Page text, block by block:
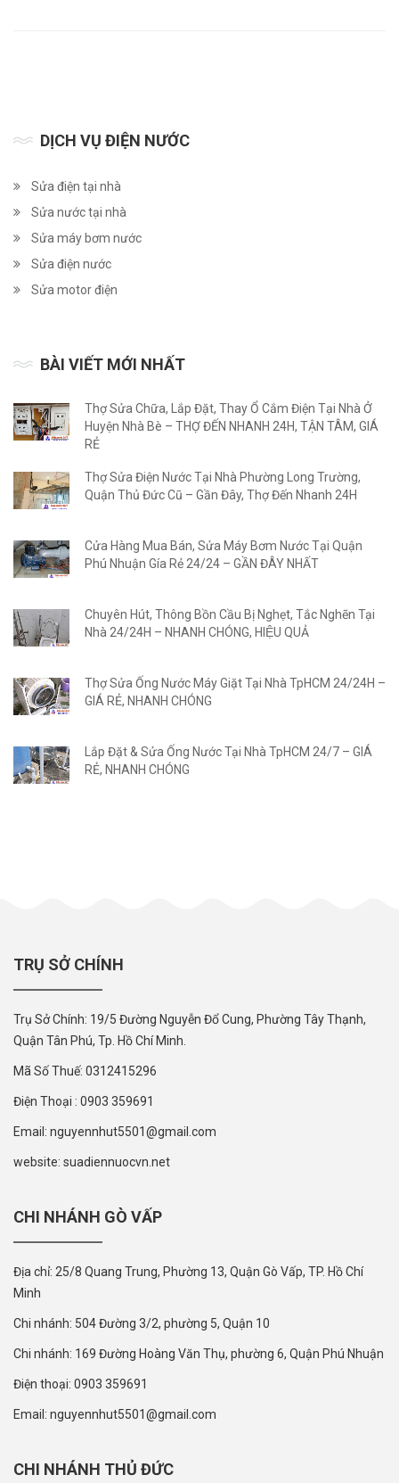
DỊCH VỤ ĐIỆN NƯỚC
Sửa điện tại nhà
Sửa nước tại nhà
Sửa máy bơm nước
Sửa điện nước
Sửa motor điện
BÀI VIẾT MỚI NHẤT
Thợ Sửa Chữa, Lắp Đặt, Thay Ổ Cắm Điện Tại Nhà Ở
Huyện Nhà Bè – THỢ ĐẾN NHANH 24H, TẬN TÂM, GIÁ
RẺ
Thợ Sửa Điện Nước Tại Nhà Phường Long Trường,
Quận Thủ Đức Cũ – Gần Đây, Thợ Đến Nhanh 24H
Cửa Hàng Mua Bán, Sửa Máy Bơm Nước Tại Quận
Phú Nhuận Gía Rẻ 24/24 – GẦN ĐÂY NHẤT
Chuyên Hút, Thông Bồn Cầu Bị Nghẹt, Tắc Nghẽn Tại
Nhà 24/24H – NHANH CHÓNG, HIỆU QUẢ
Thợ Sửa Ống Nước Máy Giặt Tại Nhà TpHCM 24/24H –
GIÁ RẺ, NHANH CHÓNG
Lắp Đặt & Sửa Ống Nước Tại Nhà TpHCM 24/7 – GIÁ
RẺ, NHANH CHÓNG
TRỤ SỞ CHÍNH
Trụ Sở Chính: 19/5 Đường Nguyễn Đổ Cung, Phường Tây Thạnh,
Quận Tân Phú, Tp. Hồ Chí Minh.
Mã Số Thuế: 0312415296
Điện Thoại : 0903 359691
Email: nguyennhut5501@gmail.com
website: suadiennuocvn.net
CHI NHÁNH GÒ VẤP
Địa chỉ: 25/8 Quang Trung, Phường 13, Quận Gò Vấp, TP. Hồ Chí
Minh
Chi nhánh: 504 Đường 3/2, phường 5, Quận 10
Chi nhánh: 169 Đường Hoàng Văn Thụ, phường 6, Quận Phú Nhuận
Điện thoại: 0903 359691
Email: nguyennhut5501@gmail.com
CHI NHÁNH THỦ ĐỨC